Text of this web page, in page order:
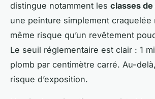
distingue notamment les classes
une peinture simplement craquelée
même risque qu’un revêtement
Le seuil réglementaire est clair : 1
plomb par centimètre carré. Au-
risque d’exposition.